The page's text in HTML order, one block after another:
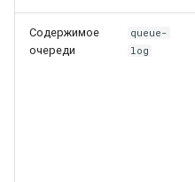
Содержимое
очереди
queue-
log